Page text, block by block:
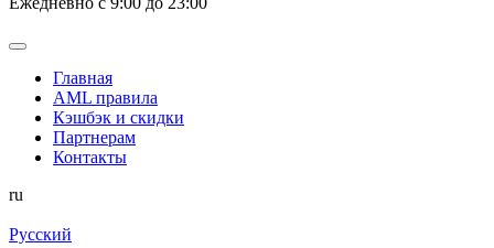
Главная
AML правила
Кэшбэк и cкидки
Партнерам
Контакты
ru
Русский